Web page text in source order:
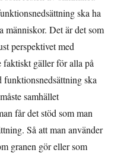
ska ha
människor. Det är det som
perspektivet med
faktiskt gäller för alla på
ska
samhället
får det stöd som man
Så att man använder
granen gör eller som